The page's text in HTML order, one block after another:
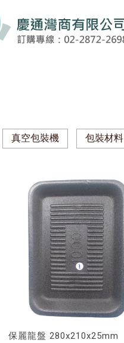
真空包裝機 包裝材料
保麗龍盤 280x210x25mm